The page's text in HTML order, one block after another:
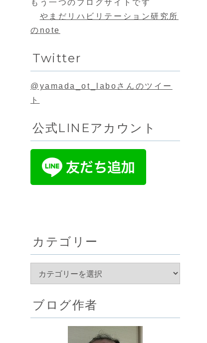
もう一つのブログサイトです
やまだリハビリテーション研究所
のnote
Twitter
@yamada_ot_laboさんのツイー
ト
公式LINEアカウント
カテゴリー
ブログ作者